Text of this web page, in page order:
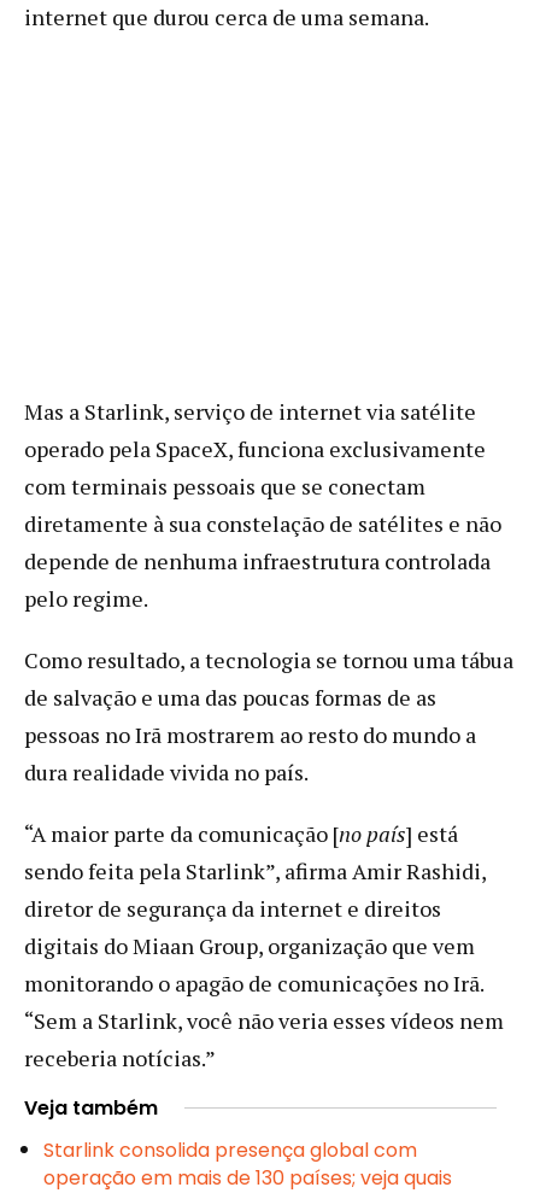
internet que durou cerca de uma semana.
Mas a Starlink, serviço de internet via satélite
operado pela SpaceX, funciona exclusivamente
com terminais pessoais que se conectam
diretamente à sua constelação de satélites e não
depende de nenhuma infraestrutura controlada
pelo regime.
Como resultado, a tecnologia se tornou uma tábua
de salvação e uma das poucas formas de as
pessoas no Irã mostrarem ao resto do mundo a
dura realidade vivida no país.
“A maior parte da comunicação [no país] está
sendo feita pela Starlink”, afirma Amir Rashidi,
diretor de segurança da internet e direitos
digitais do Miaan Group, organização que vem
monitorando o apagão de comunicações no Irã.
“Sem a Starlink, você não veria esses vídeos nem
receberia notícias.”
Veja também
Starlink consolida presença global com
operação em mais de 130 países; veja quais